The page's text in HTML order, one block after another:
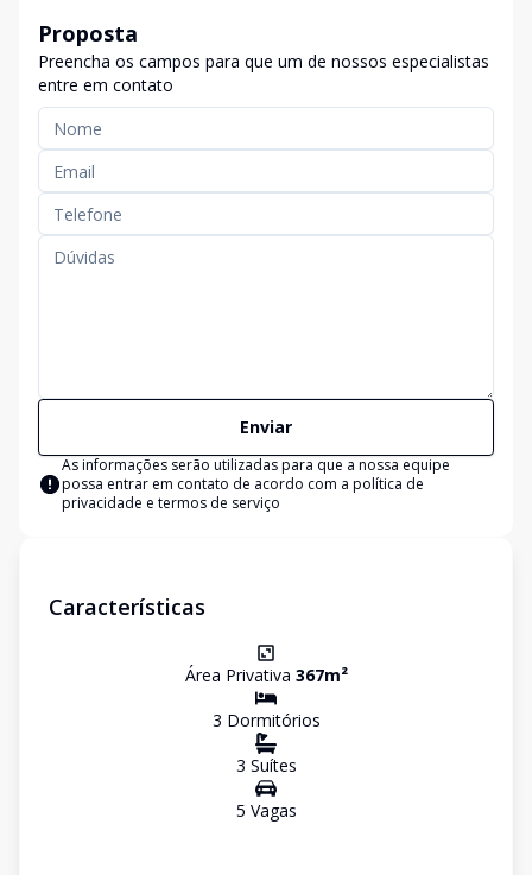
Proposta
Preencha os campos para que um de nossos especialistas
entre em contato
Enviar
As informações serão utilizadas para que a nossa equipe
possa entrar em contato de acordo com a política de
privacidade e termos de serviço
Características
Área Privativa 367m²
3 Dormitórios
3 Suítes
5 Vagas